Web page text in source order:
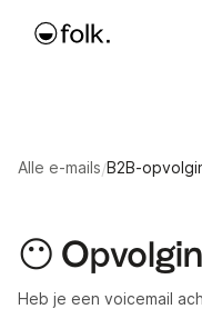
Alle e-mails/B2B-
😶
Heb je een voicemail